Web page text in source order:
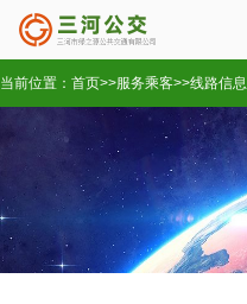
当前位置： 首页>>服务乘客>>线路信息